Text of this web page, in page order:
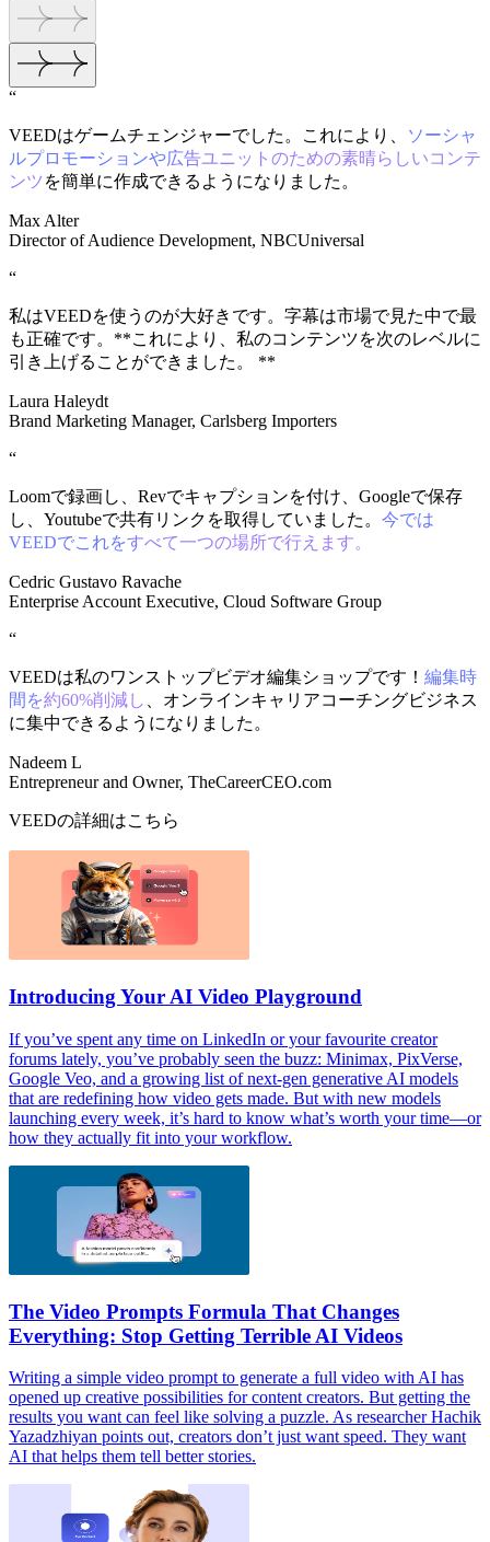
“
VEEDはゲームチェンジャーでした。これにより、
ソーシャ
ルプロモーションや広告ユニットのための素晴らしいコンテ
ンツ を簡単に作成できるようになりました。
Max Alter
Director of Audience Development, NBCUniversal
“
私はVEEDを使うのが大好きです。字幕は市場で見た中で最
も正確です。**これにより、私のコンテンツを次のレベルに
引き上げることができました。 **
Laura Haleydt
Brand Marketing Manager, Carlsberg Importers
“
Loomで録画し、Revでキャプションを付け、Googleで保存
し、Youtubeで共有リンクを取得していました。 今では
VEEDでこれをすべて一つの場所で行えます。
Cedric Gustavo Ravache
Enterprise Account Executive, Cloud Software Group
“
VEEDは私のワンストップビデオ編集ショップです！ 編集時
間を約60%削減し 、オンラインキャリアコーチングビジネス
に集中できるようになりました。
Nadeem L
Entrepreneur and Owner, TheCareerCEO.com
VEEDの詳細はこちら
Introducing Your AI Video Playground
If you’ve spent any time on LinkedIn or your favourite creator
forums lately, you’ve probably seen the buzz: Minimax, PixVerse,
Google Veo, and a growing list of next-gen generative AI models
that are redefining how video gets made. But with new models
launching every week, it’s hard to know what’s worth your time—or
how they actually fit into your workflow.
The Video Prompts Formula That Changes
Everything: Stop Getting Terrible AI Videos
Writing a simple video prompt to generate a full video with AI has
opened up creative possibilities for content creators. ‍But getting the
results you want can feel like solving a puzzle. As researcher Hachik
Yazadzhiyan points out, creators don’t just want speed. They want
AI that helps them tell better stories.‍